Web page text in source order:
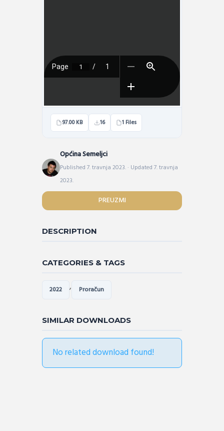
97.00 KB 16 1 Files
Općina Semeljci
Published 7. travnja 2023. · Updated 7. travnja
2023.
PREUZMI
DESCRIPTION
CATEGORIES & TAGS
2022 , Proračun
SIMILAR DOWNLOADS
No related download found!